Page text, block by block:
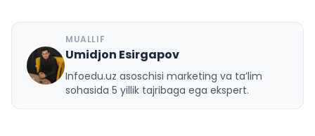
U
MUALLIF
Umidjon Esirgapov
Infoedu.uz asoschisi marketing va ta’lim
sohasida 5 yillik tajribaga ega ekspert.